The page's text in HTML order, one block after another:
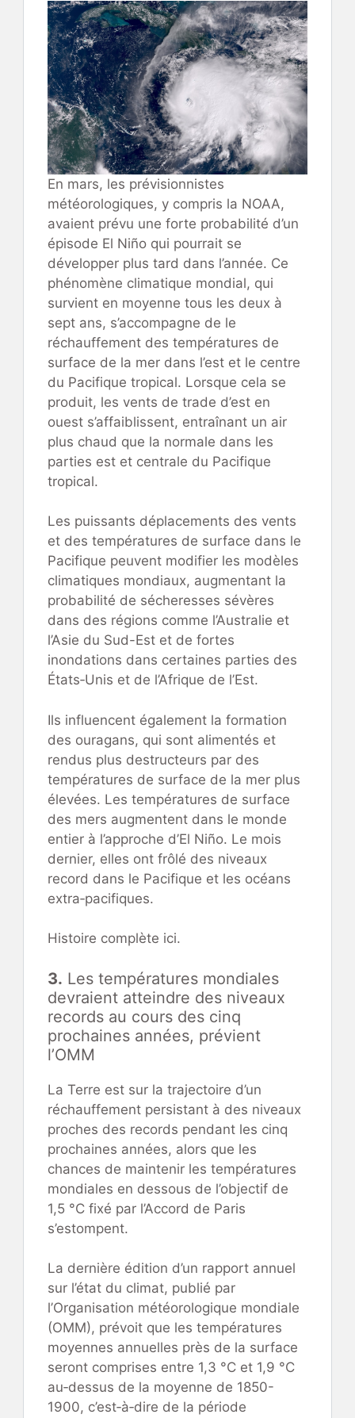
En mars, les prévisionnistes
météorologiques, y compris la NOAA,
avaient prévu une forte probabilité d’un
épisode El Niño qui pourrait se
développer plus tard dans l’année. Ce
phénomène climatique mondial, qui
survient en moyenne tous les deux à
sept ans, s’accompagne de le
réchauffement des températures de
surface de la mer dans l’est et le centre
du Pacifique tropical. Lorsque cela se
produit, les vents de trade d’est en
ouest s’affaiblissent, entraînant un air
plus chaud que la normale dans les
parties est et centrale du Pacifique
tropical.
Les puissants déplacements des vents
et des températures de surface dans le
Pacifique peuvent modifier les modèles
climatiques mondiaux, augmentant la
probabilité de sécheresses sévères
dans des régions comme l’Australie et
l’Asie du Sud-Est et de fortes
inondations dans certaines parties des
États‑Unis et de l’Afrique de l’Est.
Ils influencent également la formation
des ouragans, qui sont alimentés et
rendus plus destructeurs par des
températures de surface de la mer plus
élevées. Les températures de surface
des mers augmentent dans le monde
entier à l’approche d’El Niño. Le mois
dernier, elles ont frôlé des niveaux
record dans le Pacifique et les océans
extra‑pacifiques.
Histoire complète ici.
3. Les températures mondiales
devraient atteindre des niveaux
records au cours des cinq
prochaines années, prévient
l’OMM
La Terre est sur la trajectoire d’un
réchauffement persistant à des niveaux
proches des records pendant les cinq
prochaines années, alors que les
chances de maintenir les températures
mondiales en dessous de l’objectif de
1,5 °C fixé par l’Accord de Paris
s’estompent.
La dernière édition d’un rapport annuel
sur l’état du climat, publié par
l’Organisation météorologique mondiale
(OMM), prévoit que les températures
moyennes annuelles près de la surface
seront comprises entre 1,3 °C et 1,9 °C
au‑dessus de la moyenne de 1850-
1900, c’est‑à‑dire de la période